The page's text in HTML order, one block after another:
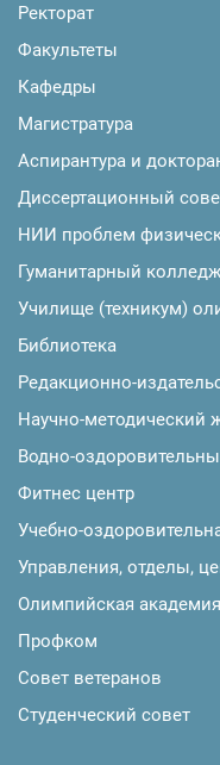
Ректорат
Факультеты
Кафедры
Магистратура
Аспирантура и
Диссертационный
НИИ проблем
Гуманитарный колледж
Училище (техникум)
Библиотека
Редакционно-
Научно-методический
Водно-
Фитнес центр
Учебно-
Управления, отделы,
Олимпийская
Профком
Совет ветеранов
Студенческий совет